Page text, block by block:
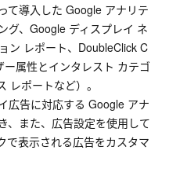
て導入した Google アナリテ
グ、Google ディスプレイ ネ
ン レポート、DoubleClick C
属性とインタレスト カテゴ
レポートなど）。
広告に対応する Google アナ
、また、広告設定を使用して
で表示される広告をカスタマ